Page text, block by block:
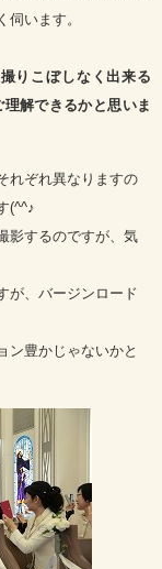
います。
りこぼしなく出来る
解できるかと思いま
れぞれ異なりますの
(^^♪
影するのですが、気
が、バージンロード
ン豊かじゃないかと